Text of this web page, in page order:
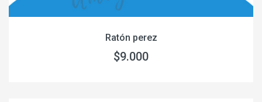
Ratón perez
$9.000